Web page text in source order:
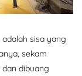
adalah sisa yang
sekam
dibuang